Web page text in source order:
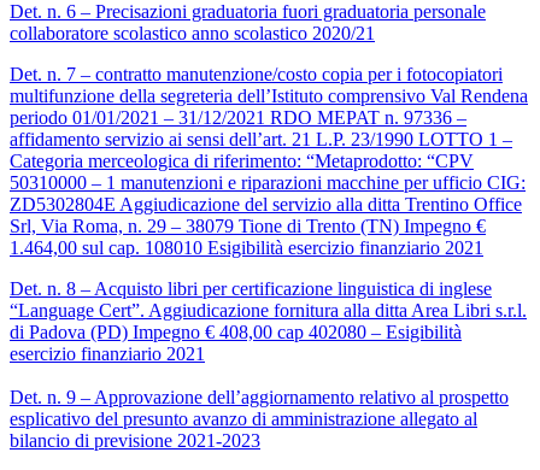
Det. n. 6 – Precisazioni graduatoria fuori graduatoria personale
collaboratore scolastico anno scolastico 2020/21
Det. n. 7 – contratto manutenzione/costo copia per i fotocopiatori
multifunzione della segreteria dell’Istituto comprensivo Val Rendena
periodo 01/01/2021 – 31/12/2021 RDO MEPAT n. 97336 –
affidamento servizio ai sensi dell’art. 21 L.P. 23/1990 LOTTO 1 –
Categoria merceologica di riferimento: “Metaprodotto: “CPV
50310000 – 1 manutenzioni e riparazioni macchine per ufficio CIG:
ZD5302804E Aggiudicazione del servizio alla ditta Trentino Office
Srl, Via Roma, n. 29 – 38079 Tione di Trento (TN) Impegno €
1.464,00 sul cap. 108010 Esigibilità esercizio finanziario 2021
Det. n. 8 – Acquisto libri per certificazione linguistica di inglese
“Language Cert”. Aggiudicazione fornitura alla ditta Area Libri s.r.l.
di Padova (PD) Impegno € 408,00 cap 402080 – Esigibilità
esercizio finanziario 2021
Det. n. 9 – Approvazione dell’aggiornamento relativo al prospetto
esplicativo del presunto avanzo di amministrazione allegato al
bilancio di previsione 2021-2023